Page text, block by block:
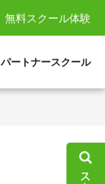
無料スクール体験
パートナースクール